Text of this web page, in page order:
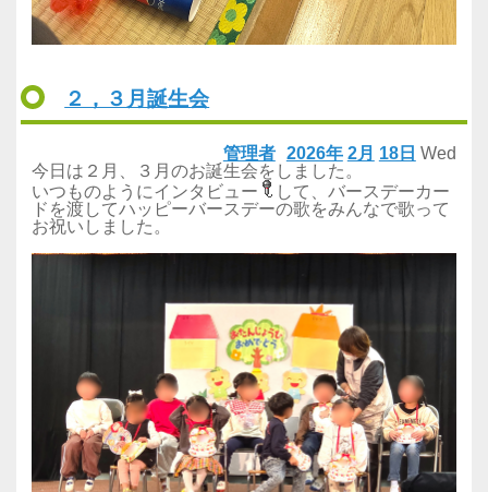
２，３月誕生会
2026年 2月 18日 Wed
管理者
今日は２月、３月のお誕生会をしました。
いつものようにインタビュー
して、バースデーカー
ドを渡してハッピーバースデーの歌をみんなで歌って
お祝いしました。